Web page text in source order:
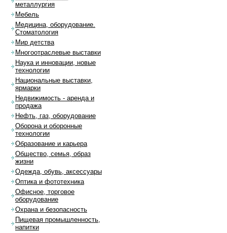
металлургия
Мебель
Медицина, оборудование.
Стоматология
Мир детства
Многоотраслевые выставки
Наука и инновации, новые
технологии
Национальные выставки,
ярмарки
Недвижимость - аренда и
продажа
Нефть, газ, оборудование
Оборона и оборонные
технологии
Образование и карьера
Общество, семья, образ
жизни
Одежда, обувь, аксессуары
Оптика и фототехника
Офисное, торговое
оборудование
Охрана и безопасность
Пищевая промышленность,
напитки